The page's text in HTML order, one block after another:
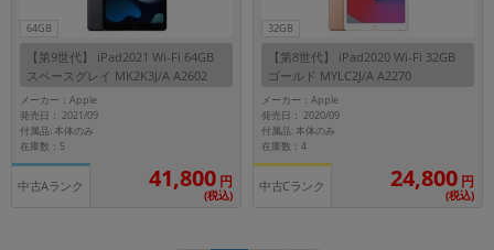
64GB
【第9世代】 iPad2021 Wi-Fi 64GB
スペースグレイ MK2K3J/A A2602
メーカー：Apple
発売日： 2021/09
付属品: 本体のみ
在庫数：5
中古Aランク 41,800 円
(税込)
32GB
【第8世代】 iPad2020 Wi-Fi 32GB
ゴールド MYLC2J/A A2270
メーカー：Apple
発売日： 2020/09
付属品: 本体のみ
在庫数：4
中古Cランク 24,800 円
(税込)